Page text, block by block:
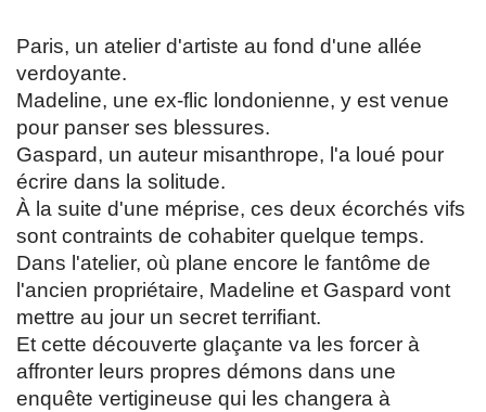
Paris, un atelier d'artiste au fond d'une allée
verdoyante.
Madeline, une ex-flic londonienne, y est venue
pour panser ses blessures.
Gaspard, un auteur misanthrope, l'a loué pour
écrire dans la solitude.
À la suite d'une méprise, ces deux écorchés vifs
sont contraints de cohabiter quelque temps.
Dans l'atelier, où plane encore le fantôme de
l'ancien propriétaire, Madeline et Gaspard vont
mettre au jour un secret terrifiant.
Et cette découverte glaçante va les forcer à
affronter leurs propres démons dans une
enquête vertigineuse qui les changera à